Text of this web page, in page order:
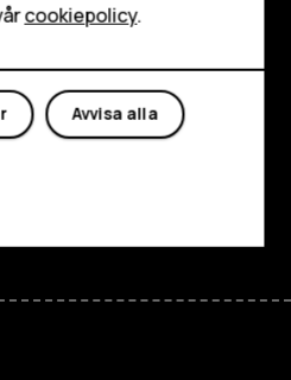
cookiepolicy.
Avvisa alla